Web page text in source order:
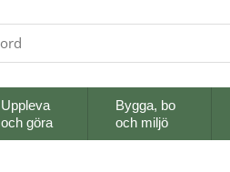
Uppleva
och göra
Bygga, bo
och miljö